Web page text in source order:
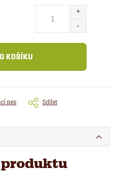
KOŠÍKU
pes Sdílet